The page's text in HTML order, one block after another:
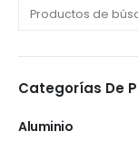
Categorías De
Aluminio